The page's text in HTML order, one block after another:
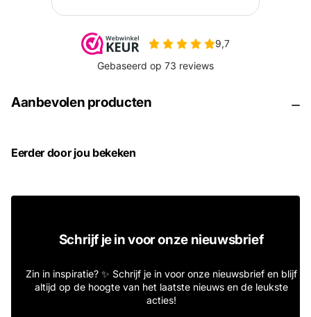
Aanbevolen producten
Eerder door jou bekeken
Schrijf je in voor onze nieuwsbrief
Zin in inspiratie? ✨ Schrijf je in voor onze nieuwsbrief en blijf
altijd op de hoogte van het laatste nieuws en de leukste
acties!